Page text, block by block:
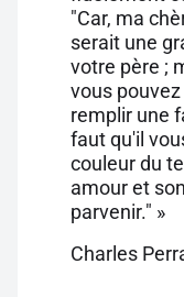
"Car, ma
serait une
votre père ;
vous
remplir une
faut qu'il
couleur du
amour et
parvenir." »
Charles